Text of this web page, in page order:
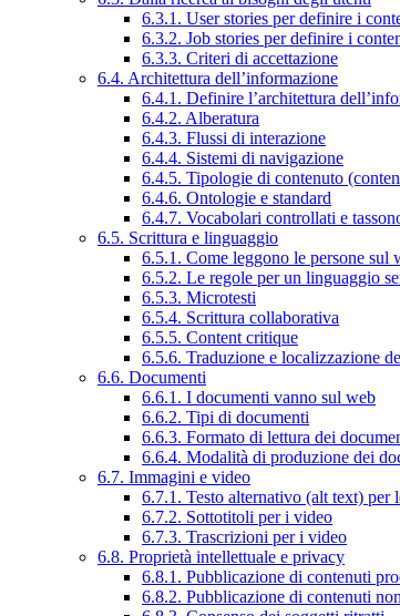
6.3.1. User stories per definire i
6.3.2. Job stories per definire i
6.3.3. Criteri di accettazione
6.4. Architettura dell’informazione
6.4.1. Definire l’architettura
6.4.2. Alberatura
6.4.3. Flussi di interazione
6.4.4. Sistemi di navigazione
6.4.5. Tipologie di contenuto
6.4.6. Ontologie e standard
6.4.7. Vocabolari controllati e
6.5. Scrittura e linguaggio
6.5.1. Come leggono le persone sul
6.5.2. Le regole per un linguaggio
6.5.3. Microtesti
6.5.4. Scrittura collaborativa
6.5.5. Content critique
6.5.6. Traduzione e localizzazione
6.6. Documenti
6.6.1. I documenti vanno sul web
6.6.2. Tipi di documenti
6.6.3. Formato di lettura dei
6.6.4. Modalità di produzione dei
6.7. Immagini e video
6.7.1. Testo alternativo (alt text) per
6.7.2. Sottotitoli per i video
6.7.3. Trascrizioni per i video
6.8. Proprietà intellettuale e privacy
6.8.1. Pubblicazione di contenuti
6.8.2. Pubblicazione di contenuti